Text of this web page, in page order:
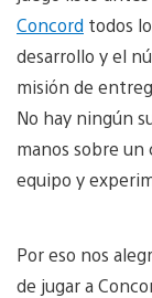
Concord todos
desarrollo y el
misión de
No hay ningún
manos sobre
equipo y
Por eso nos
de jugar a